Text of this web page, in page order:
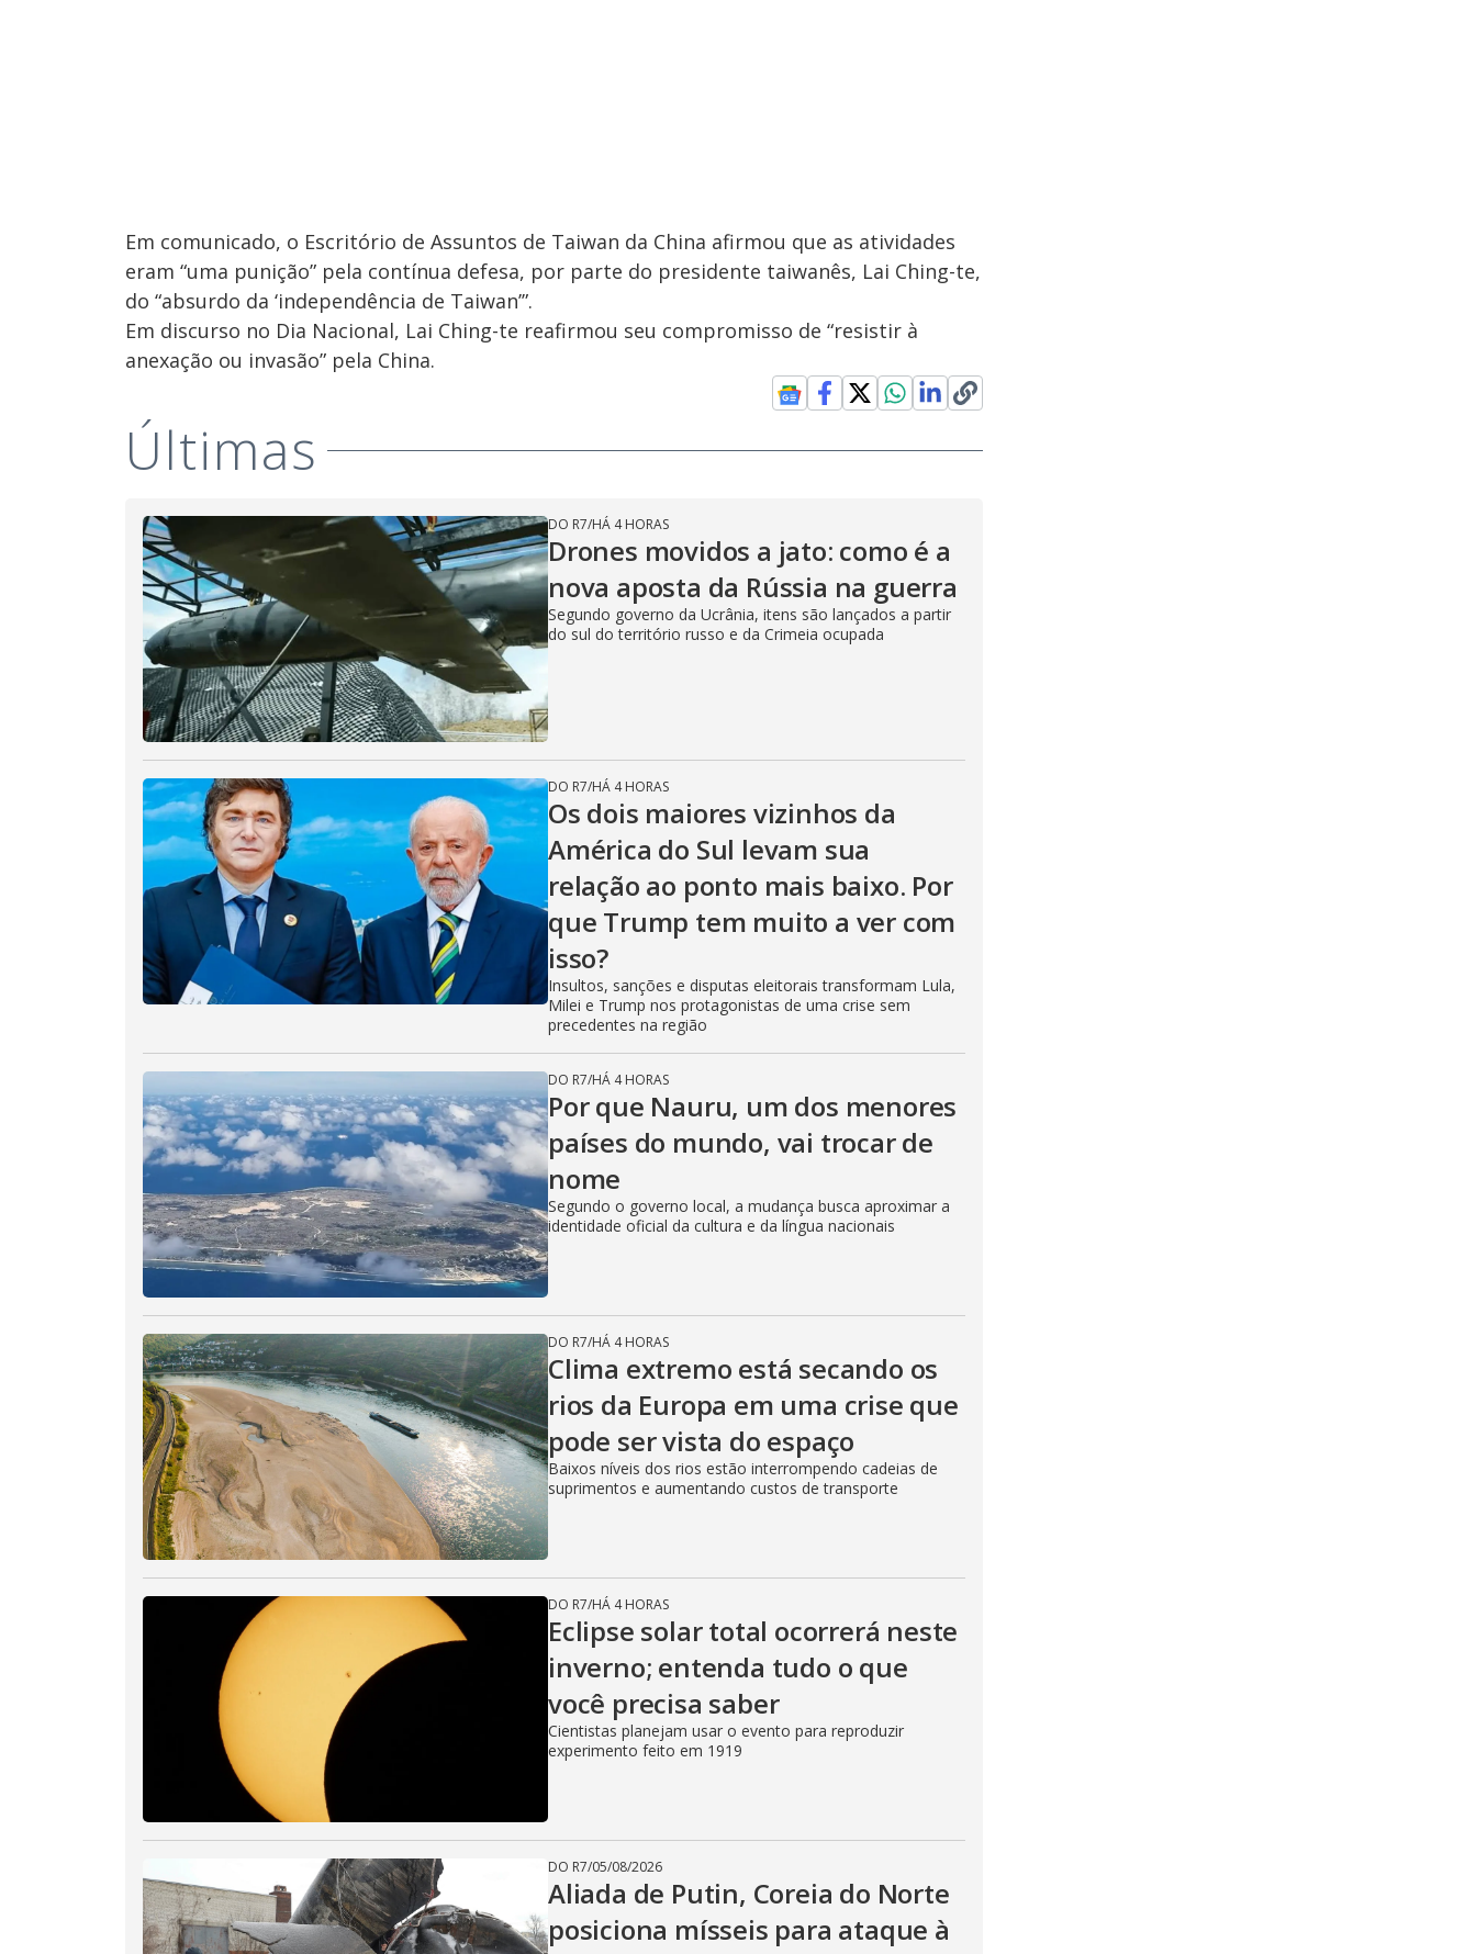
Em comunicado, o Escritório de Assuntos de Taiwan da China afirmou que as atividades
eram “uma punição” pela contínua defesa, por parte do presidente taiwanês, Lai Ching-te,
do “absurdo da ‘independência de Taiwan’”.
Em discurso no Dia Nacional, Lai Ching-te reafirmou seu compromisso de “resistir à
anexação ou invasão” pela China.
Últimas
DO R7/HÁ 4 HORAS
Drones movidos a jato: como é a
nova aposta da Rússia na guerra
Segundo governo da Ucrânia, itens são lançados a partir
do sul do território russo e da Crimeia ocupada
DO R7/HÁ 4 HORAS
Os dois maiores vizinhos da
América do Sul levam sua
relação ao ponto mais baixo. Por
que Trump tem muito a ver com
isso?
Insultos, sanções e disputas eleitorais transformam Lula,
Milei e Trump nos protagonistas de uma crise sem
precedentes na região
DO R7/HÁ 4 HORAS
Por que Nauru, um dos menores
países do mundo, vai trocar de
nome
Segundo o governo local, a mudança busca aproximar a
identidade oficial da cultura e da língua nacionais
DO R7/HÁ 4 HORAS
Clima extremo está secando os
rios da Europa em uma crise que
pode ser vista do espaço
Baixos níveis dos rios estão interrompendo cadeias de
suprimentos e aumentando custos de transporte
DO R7/HÁ 4 HORAS
Eclipse solar total ocorrerá neste
inverno; entenda tudo o que
você precisa saber
Cientistas planejam usar o evento para reproduzir
experimento feito em 1919
DO R7/05/08/2026
Aliada de Putin, Coreia do Norte
posiciona mísseis para ataque à